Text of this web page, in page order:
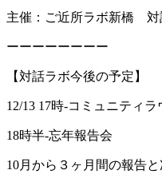
主催：ご近所ラボ新橋
ーーーーーーーー
【対話ラボ今後の予定】
12/13 17時-コミュニティラ
18時半-忘年報告会
10月から３ヶ月間の報告